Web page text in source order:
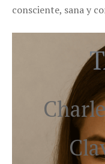
consciente, sana y